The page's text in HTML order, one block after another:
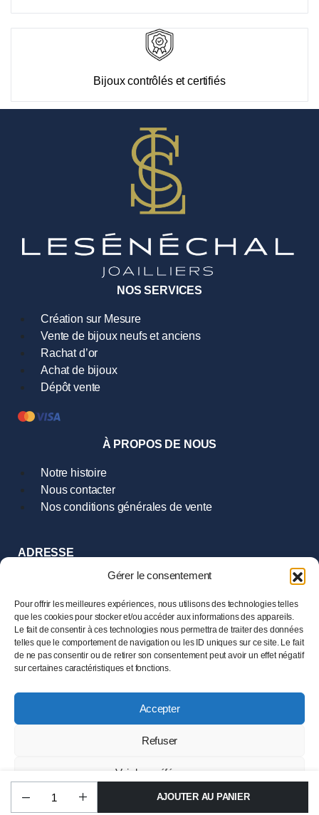
Gérer le consentement
Pour offrir les meilleures expériences, nous utilisons des technologies telles
que les cookies pour stocker et/ou accéder aux informations des appareils.
Le fait de consentir à ces technologies nous permettra de traiter des données
telles que le comportement de navigation ou les ID uniques sur ce site. Le fait
de ne pas consentir ou de retirer son consentement peut avoir un effet négatif
sur certaines caractéristiques et fonctions.
Accepter
Refuser
Voir les préférences
AJOUTER AU PANIER
Bijoux contrôlés et certifiés
NOS SERVICES
Création sur Mesure
Vente de bijoux neufs et anciens
Rachat d’or
Achat de bijoux
Dépôt vente
À PROPOS DE NOUS
Notre histoire
Nous contacter
Nos conditions générales de vente
ADRESSE
Tél :02.99.385.385
HORAIRES
Mardi au Samedi
de 11h00 à 19h00
© 2024 LESENECHAL – Tous droits réservés –
légales
ainsi que les Conditions d’utilisation